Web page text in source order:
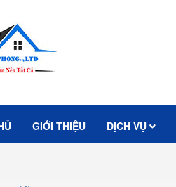
GIỚI THIỆU DỊCH VỤ